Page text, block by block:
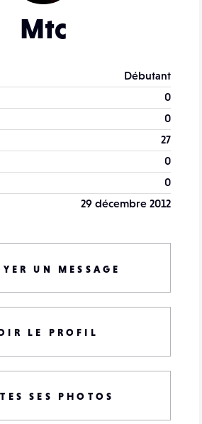
Mtc
Débutant
0
0
27
0
0
29 décembre 2012
UN MESSAGE
LE PROFIL
SES PHOTOS